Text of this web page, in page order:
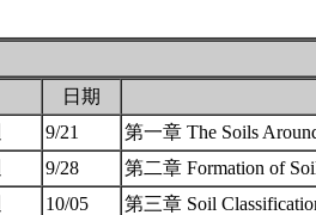
日期
9/21
第一章 The Soils
9/28
第二章 Formation of
10/05
第三章 Soil